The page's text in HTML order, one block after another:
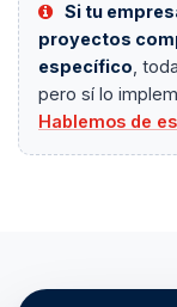
Si tu
proyectos
específico,
pero sí lo
Hablemos de